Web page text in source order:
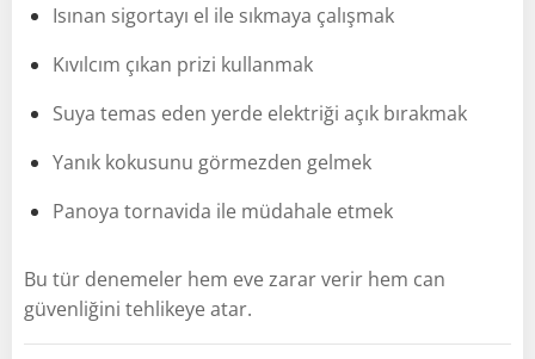
Isınan sigortayı el ile sıkmaya çalışmak
Kıvılcım çıkan prizi kullanmak
Suya temas eden yerde elektriği açık bırakmak
Yanık kokusunu görmezden gelmek
Panoya tornavida ile müdahale etmek
Bu tür denemeler hem eve zarar verir hem can
güvenliğini tehlikeye atar.